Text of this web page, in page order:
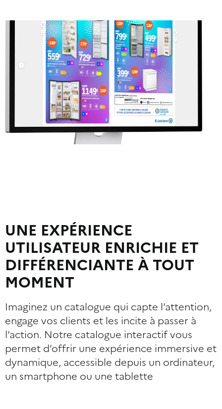
UNE EXPÉRIENCE
UTILISATEUR ENRICHIE ET
DIFFÉRENCIANTE À TOUT
MOMENT
Imaginez un catalogue qui capte l’attention,
engage vos clients et les incite à passer à
l’action. Notre catalogue interactif vous
permet d’offrir une expérience immersive et
dynamique, accessible depuis un ordinateur,
un smartphone ou une tablette